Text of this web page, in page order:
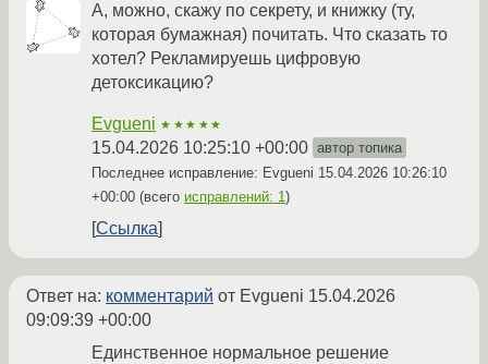
А, можно, скажу по секрету, и книжку (ту,
которая бумажная) почитать. Что сказать то
хотел? Рекламируешь цифровую
детоксикацию?
Evgueni ★★★★★
15.04.2026 10:25:10 +00:00 автор топика
Последнее исправление: Evgueni 15.04.2026 10:26:10
+00:00 (всего исправлений: 1)
Ссылка
Ответ на: комментарий от Evgueni 15.04.2026
09:09:39 +00:00
Единственное нормальное решение